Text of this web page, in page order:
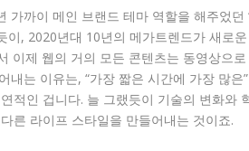
까이 메인 브랜드 테마 역할을 해주었던
, 2020년대 10년의 메가트렌드가 새로
이제 웹의 거의 모든 콘텐츠는 동영상으
는 이유는, “가장 짧은 시간에 가장 많
적인 겁니다. 늘 그랬듯이 기술의 변화와
른 라이프 스타일을 만들어내는 것이죠.